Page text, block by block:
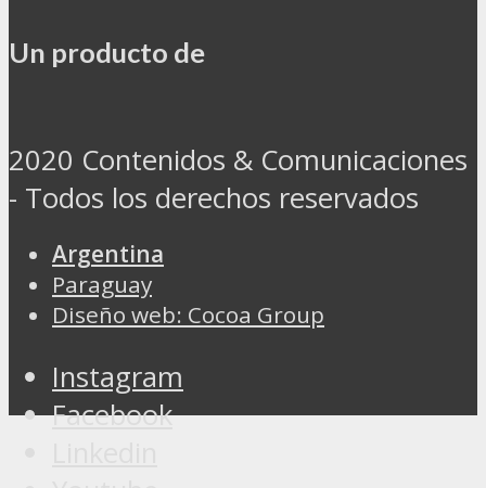
Un producto de
2020 Contenidos & Comunicaciones
- Todos los derechos reservados
Argentina
Paraguay
Diseño web: Cocoa Group
Instagram
Facebook